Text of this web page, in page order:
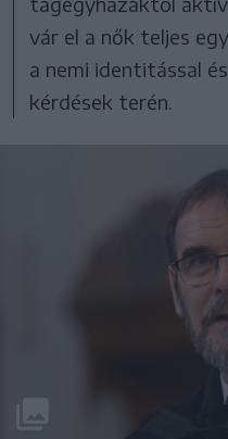
vár el a nők teljes
a nemi identitással
kérdések terén.